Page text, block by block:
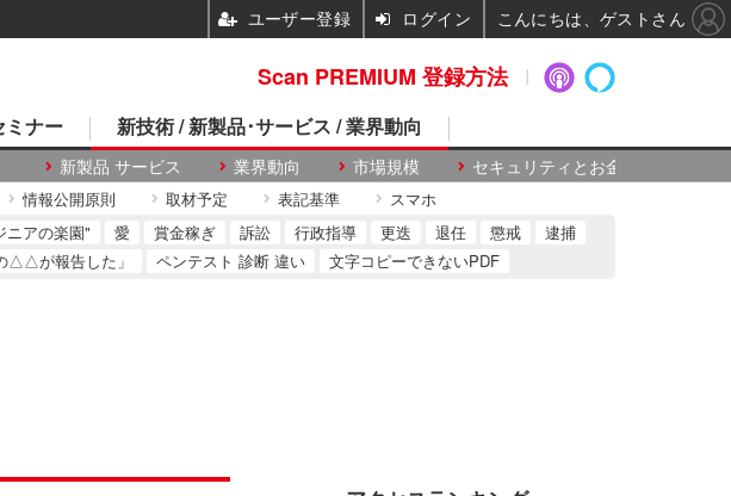
ミナー 新技術 / 新製品･サービス / 業界動向
新製品 サービス 業界動向 市場規模 セキュリティとお金
情報公開原則 取材予定 表記基準 スマホ
ニアの楽園" 愛 賞金稼ぎ 訴訟 行政指導 更迭 退任 懲戒
逮捕
△△が報告した」
ペンテスト 診断 違い 文字コピーできないPDF
Scan PREMIUM 登録方法
ユーザー登録 ログイン こんにちは、ゲストさん